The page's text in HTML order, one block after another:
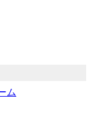
ム